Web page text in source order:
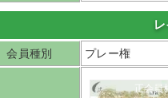
会員種別 プレー権
正会員